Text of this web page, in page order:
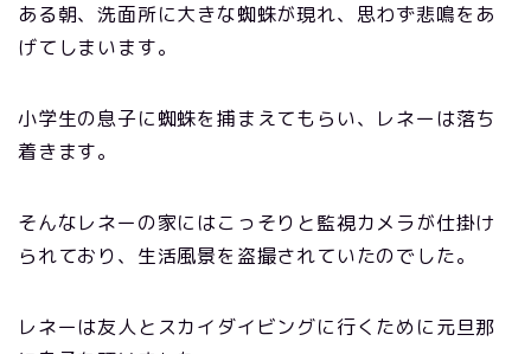
ある朝、洗面所に大きな蜘蛛が現れ、思わず悲鳴をあ
げてしまいます。
小学生の息子に蜘蛛を捕まえてもらい、レネーは落ち
着きます。
そんなレネーの家にはこっそりと監視カメラが仕掛け
られており、生活風景を盗撮されていたのでした。
レネーは友人とスカイダイビングに行くために元旦那